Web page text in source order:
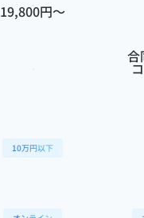
19,800円〜
10万円以下